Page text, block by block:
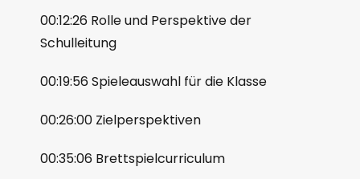
00:12:26 Rolle und Perspektive der
Schulleitung
00:19:56 Spieleauswahl für die Klasse
00:26:00 Zielperspektiven
00:35:06 Brettspielcurriculum